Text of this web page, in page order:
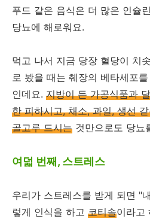
푸드 같은 음식은 더 많은 인슐
당뇨에 해로워요.
먹고 나서 지금 당장 혈당이 치
로 봤을 때는 췌장의 베타세포
인데요. 지방이 든 가공식품과
한 피하시고, 채소, 과일, 생선
골고루 드시는 것만으로도 당뇨
여덟 번째, 스트레스
우리가 스트레스를 받게 되면 "
렇게 인식을 하고 코티솔이라고